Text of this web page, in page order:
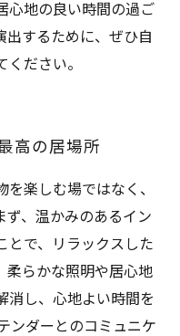
心地の良い時間の過ご
出するために、ぜひ自
ださい。
高の居場所
楽しむ場ではなく、
ず、温かみのあるイン
とで、リラックスした
柔らかな照明や居心地
消し、心地よい時間を
ンダーとのコミュニケ